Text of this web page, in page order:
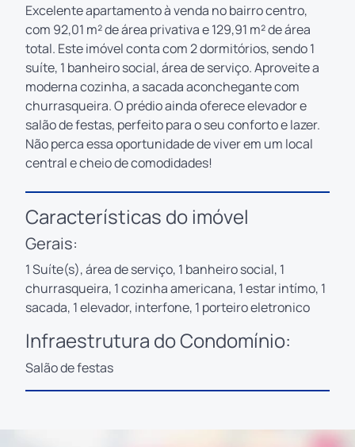
Excelente apartamento à venda no bairro centro,
com 92,01 m² de área privativa e 129,91 m² de área
total. Este imóvel conta com 2 dormitórios, sendo 1
suíte, 1 banheiro social, área de serviço. Aproveite a
moderna cozinha, a sacada aconchegante com
churrasqueira. O prédio ainda oferece elevador e
salão de festas, perfeito para o seu conforto e lazer.
Não perca essa oportunidade de viver em um local
central e cheio de comodidades!
Características do imóvel
Gerais:
1 Suíte(s), área de serviço, 1 banheiro social, 1
churrasqueira, 1 cozinha americana, 1 estar intímo, 1
sacada, 1 elevador, interfone, 1 porteiro eletronico
Infraestrutura do Condomínio:
Salão de festas